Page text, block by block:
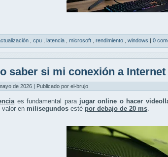
cpu latencia microsoft rendimiento windows | 0
saber si mi conexión a
de 2026 | Publicado por el-brujo
es fundamental para jugar online o hacer
valor en milisegundos esté por debajo de 20 ms.